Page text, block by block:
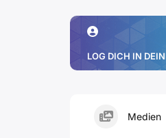
LOG DICH IN
Medien